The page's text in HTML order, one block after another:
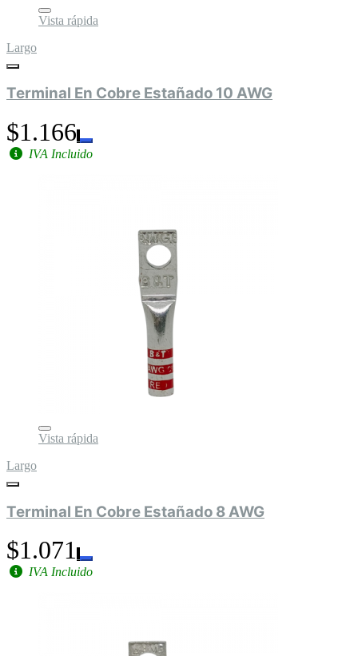
Vista rápida
Largo
Terminal En Cobre Estañado 10 AWG
$1.166
IVA Incluido
Vista rápida
Largo
Terminal En Cobre Estañado 8 AWG
$1.071
IVA Incluido